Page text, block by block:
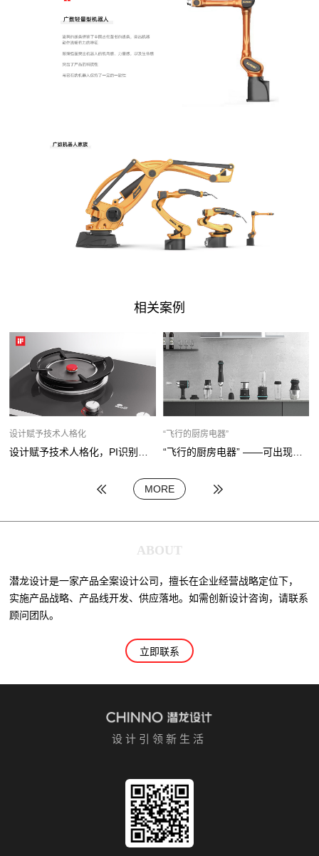
相关案例
设计赋予技术人格化 “飞行的厨房电器”
“飞行的厨房电器” ——可出现在生活的每一个角落
MORE
ABOUT
潜龙设计是一家产品全案设计公司，擅长在企业经营战略定位下，
实施产品战略、产品线开发、供应落地。如需创新设计咨询，请联系
顾问团队。
立即联系
设计引领新生活